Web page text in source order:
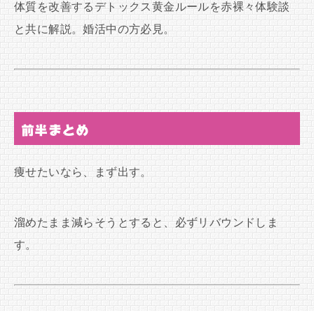
体質を改善するデトックス黄金ルールを赤裸々体験談
と共に解説。婚活中の方必見。
前半まとめ
痩せたいなら、まず出す。
溜めたまま減らそうとすると、必ずリバウンドしま
す。